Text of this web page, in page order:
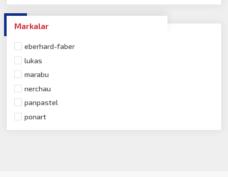
Porselen Boyalar
Markalar
eberhard-faber
lukas
marabu
nerchau
panpastel
ponart